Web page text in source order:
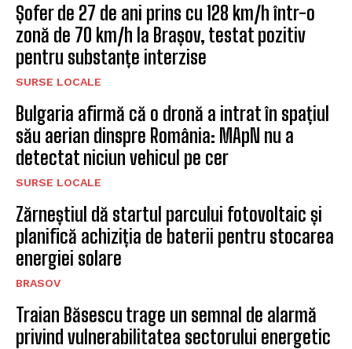
Șofer de 27 de ani prins cu 128 km/h într-o
zonă de 70 km/h la Brașov, testat pozitiv
pentru substanțe interzise
SURSE LOCALE
Bulgaria afirmă că o dronă a intrat în spațiul
său aerian dinspre România: MApN nu a
detectat niciun vehicul pe cer
SURSE LOCALE
Zărneștiul dă startul parcului fotovoltaic și
planifică achiziția de baterii pentru stocarea
energiei solare
BRASOV
Traian Băsescu trage un semnal de alarmă
privind vulnerabilitatea sectorului energetic